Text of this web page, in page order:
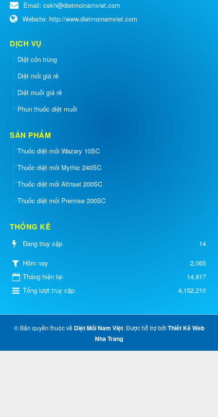
Email: cskh@dietmoinamviet.com
Website: http://www.dietmoinamviet.com
DỊCH VỤ
Diệt côn trùng
Diệt mối giá rẻ
Diệt muỗi giá rẻ
Phun thuốc diệt muỗi
SẢN PHẨM
Thuốc diệt mối Wazary 10SC
Thuốc diệt mối Mythic 240SC
Thuốc diệt mối Altriset 200SC
Thuốc diệt mối Premise 200SC
THỐNG KÊ
Đang truy cập 14
Hôm nay
2,065
Tháng hiện tại
14,817
Tổng lượt truy cập
4,152,210
© Bản quyền thuộc về Diệt Mối Nam Việt. Được hỗ trợ bởi Thiết Kế Web
Nha Trang